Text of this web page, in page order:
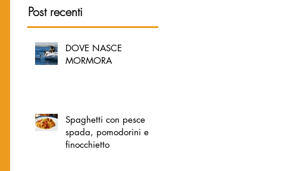
Post recenti
DOVE NASCE
MORMORA
Spaghetti con pesce
spada, pomodorini e
finocchietto